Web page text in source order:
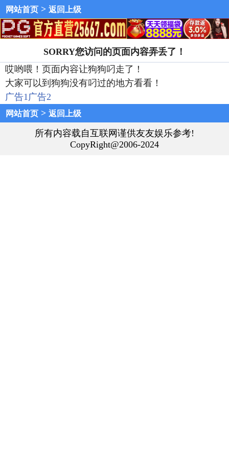
网站首页 > 返回上级
SORRY您访问的页面内容弄丢了！
哎哟喂！页面内容让狗狗叼走了！
大家可以到狗狗没有叼过的地方看看！
广告1广告2
网站首页 > 返回上级
所有内容载自互联网谨供友友娱乐参考!
CopyRight@2006-2024